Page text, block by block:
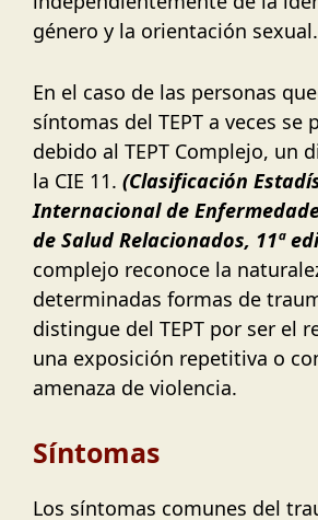
género y la orientación sexual.
En el caso de las personas
síntomas del TEPT a veces se
debido al TEPT Complejo, un
la CIE 11. (Clasificación
Internacional de
de Salud Relacionados, 11ª
complejo reconoce la
determinadas formas de
distingue del TEPT por ser el
una exposición repetitiva o
amenaza de violencia.
Síntomas
Los síntomas comunes del